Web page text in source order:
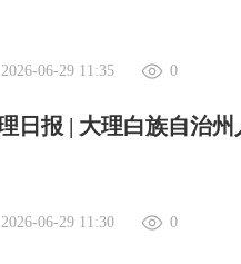
2026-06-29 11:35 0
2026-06-29 11:30 0